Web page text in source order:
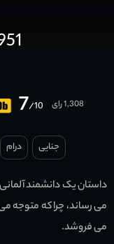
7/10 1,308 رای
جنایی درام
داستان یک دانشمند
می رساند، چرا که متوجه
می فروشد.